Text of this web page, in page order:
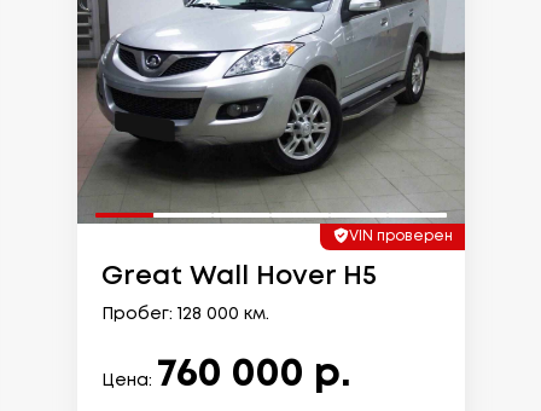
VIN проверен
Great Wall Hover H5
Пробег: 128 000 км.
Цена: 760 000 р.